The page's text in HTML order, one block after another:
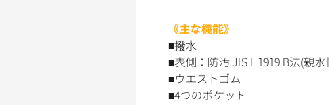
《主な機能》
■撥水
■表側：防汚 JIS L 1919 B法(親
■ウエストゴム
■4つのポケット